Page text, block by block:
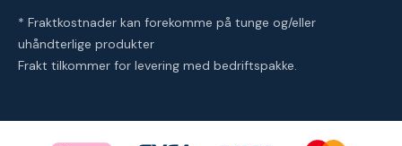
* Fraktkostnader kan forekomme på tunge og/eller
uhåndterlige produkter
Frakt tilkommer for levering med bedriftspakke.